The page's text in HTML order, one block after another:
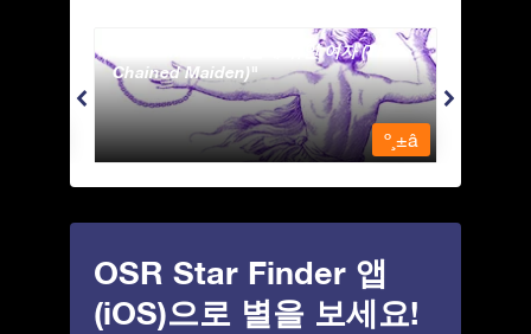
Andromeda - 사슬에 묶인 여자 (The
Chained Maiden)
º¸±â
OSR Star Finder 앱
(iOS)으로 별을 보세요!